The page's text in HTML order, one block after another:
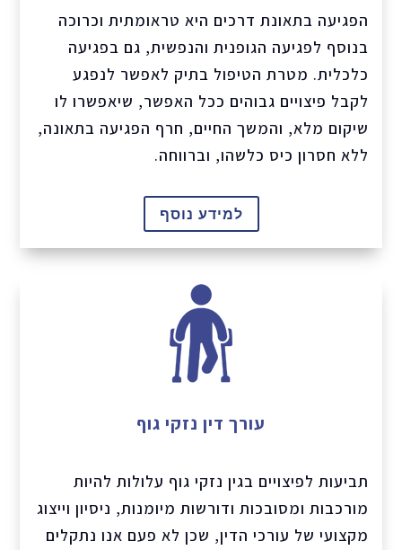
הפגיעה בתאונת דרכים היא טראומתית וכרוכה
בנוסף לפגיעה הגופנית והנפשית, גם בפגיעה
כלכלית. מטרת הטיפול בתיק לאפשר לנפגע
לקבל פיצויים גבוהים ככל האפשר, שיאפשרו לו
שיקום מלא, והמשך החיים, חרף הפגיעה בתאונה,
ללא חסרון כיס כלשהו, וברווחה.
למידע נוסף
עורך דין נזקי גוף
תביעות לפיצויים בגין נזקי גוף עלולות להיות
מורכבות ומסובכות ודורשות מיומנות, ניסיון וייצוג
מקצועי של עורכי הדין, שכן לא פעם אנו נתקלים